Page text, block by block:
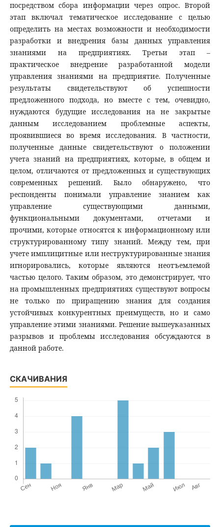
посредством сбора информации через опрос. Второй
этап включал тематическое исследование с целью
определить на местах возможности и необходимости
разработки и внедрения базы данных управления
знаниями на предприятиях. Третьи этап –
практическое внедрение разработанной модели
управления знаниями на предприятие. Полученные
результаты свидетельствуют об успешности
предложенного подхода, но вместе с тем, очевидно,
нуждаются будущие исследования на не закрытые
данным исследованием проблемные аспекты,
проявившиеся во время исследования. В частности,
полученные данные свидетельствуют о положении
учета знаний на предприятиях, которые, в общем и
целом, отличаются от предложенных и существующих
современных решений. Было обнаружено, что
респонденты понимали управление знанием как
управление существующими данными,
функциональными документами, отчетами и
прочими, которые относятся к информационному или
структурированному типу знаний. Между тем, при
учете имплицитные или неструктурированные знания
игнорировались, которые являются неотъемлемой
частью целого. Таким образом, это демонстрирует, что
на промышленных предприятиях существуют вопросы
не только по приращению знания для создания
устойчивых конкурентных преимуществ, но и само
управление этими знаниями. Решение вышеуказанных
разрывов и проблемы исследования обсуждаются в
данной работе.
СКАЧИВАНИЯ